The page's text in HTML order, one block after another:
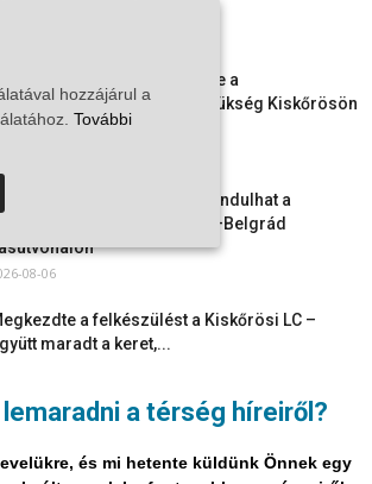
a térség híreiről?
és mi hetente küldünk Önnek egy
Aktuális állásajánlatok: ezekre a
van most szükség Kiskőrösön
a...
Dávid: már ősszel újraindulhat a
személyszállítás a Budapest–Belgrád
08-06
a felkészülést a Kiskőrösi LC –
maradt a keret,...
a kontinens a...
hozzájárul a
További